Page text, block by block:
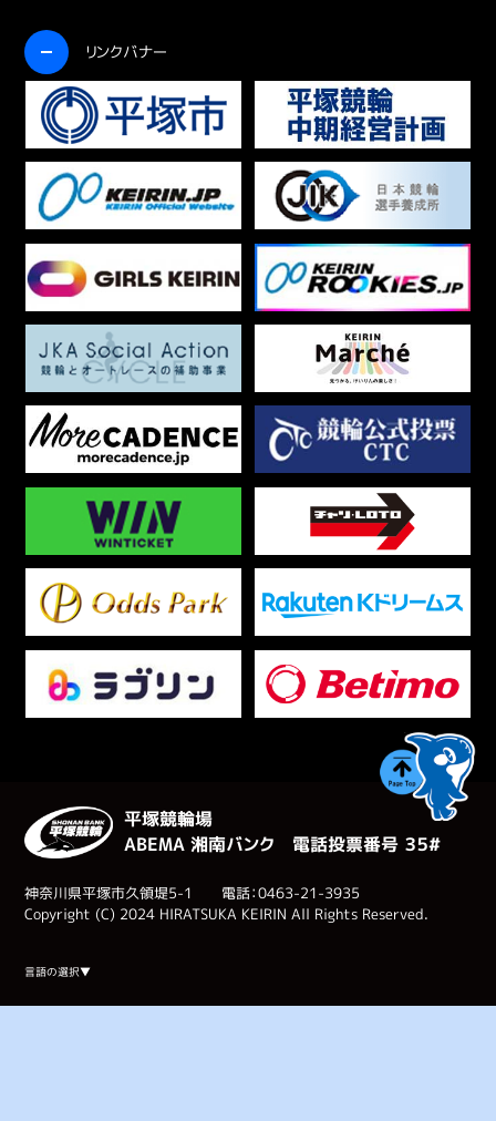
リンクバナー
開く
平塚競輪場
ABEMA 湘南バンク 電話投票番号 ３５#
神奈川県平塚市久領堤5-1 電話：0463-21-3935
Copyright (C) 2024 HIRATSUKA KEIRIN All Rights Reserved.
言語の選択▼
Select Language